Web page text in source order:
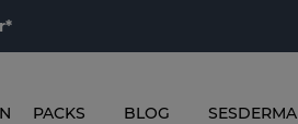
PACKS BLOG SESDERMA